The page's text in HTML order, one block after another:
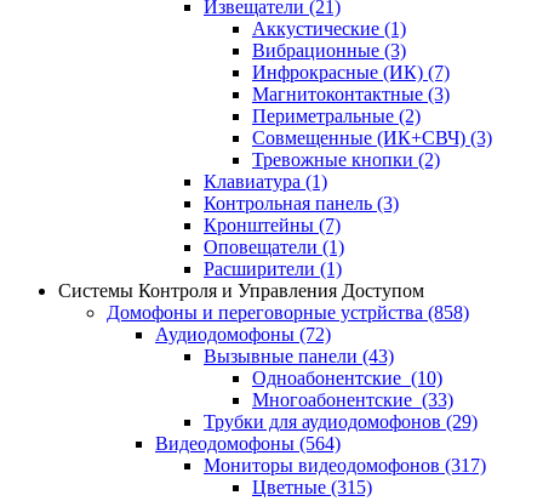
Извещатели (21)
Аккустические (1)
Вибрационные (3)
Инфрокрасные (ИК) (7)
Магнитоконтактные (3)
Периметральные (2)
Совмещенные (ИК+СВЧ) (3)
Тревожные кнопки (2)
Клавиатура (1)
Контрольная панель (3)
Кронштейны (7)
Оповещатели (1)
Расширители (1)
Системы Контроля и Управления Доступом
Домофоны и переговорные устрйства (858)
Аудиодомофоны (72)
Вызывные панели (43)
Одноабонентские (10)
Многоабонентские (33)
Трубки для аудиодомофонов (29)
Видеодомофоны (564)
Мониторы видеодомофонов (317)
Цветные (315)